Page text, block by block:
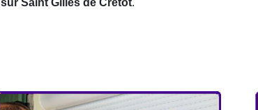
sur Saint Gilles de Cretot.